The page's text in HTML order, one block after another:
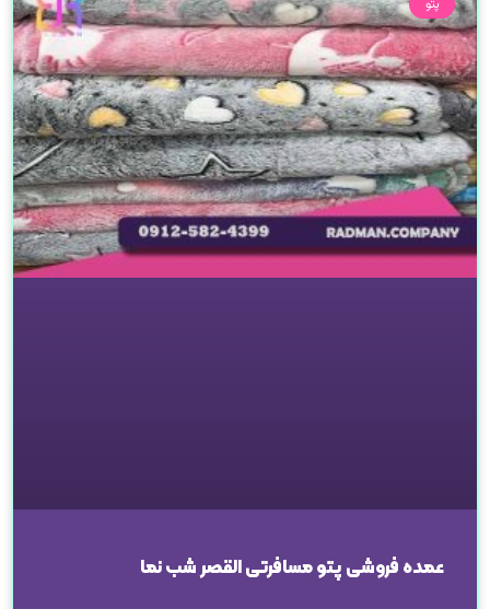
پتو
عمده فروشی پتو مسافرتی القصر شب نما